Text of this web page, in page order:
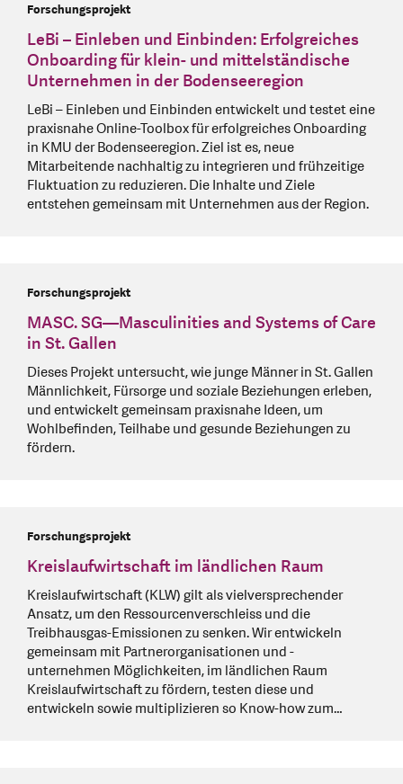
Forschungsprojekt
LeBi – Einleben und Einbinden: Erfolgreiches
Onboarding für klein- und mittelständische
Unternehmen in der Bodenseeregion
LeBi – Einleben und Einbinden entwickelt und testet eine
praxisnahe Online-Toolbox für erfolgreiches Onboarding
in KMU der Bodenseeregion. Ziel ist es, neue
Mitarbeitende nachhaltig zu integrieren und frühzeitige
Fluktuation zu reduzieren. Die Inhalte und Ziele
entstehen gemeinsam mit Unternehmen aus der Region.
Forschungsprojekt
MASC. SG—Masculinities and Systems of Care
in St. Gallen
Dieses Projekt untersucht, wie junge Männer in St. Gallen
Männlichkeit, Fürsorge und soziale Beziehungen erleben,
und entwickelt gemeinsam praxisnahe Ideen, um
Wohlbefinden, Teilhabe und gesunde Beziehungen zu
fördern.
Forschungsprojekt
Kreislaufwirtschaft im ländlichen Raum
Kreislaufwirtschaft (KLW) gilt als vielversprechender
Ansatz, um den Ressourcenverschleiss und die
Treibhausgas-Emissionen zu senken. Wir entwickeln
gemeinsam mit Partnerorganisationen und -
unternehmen Möglichkeiten, im ländlichen Raum
Kreislaufwirtschaft zu fördern, testen diese und
entwickeln sowie multiplizieren so Know-how zum…